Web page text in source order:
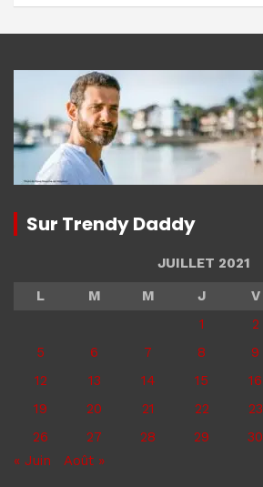
Sur Trendy Daddy
JUILLET 2021
L
M M J V
1
2
5
6 7 8 9
12
13 14 15 16
19
20 21 22 23
26
27 28 29 30
« Juin
Août »